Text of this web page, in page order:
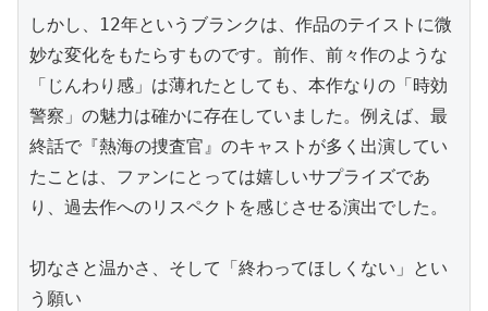
しかし、12年というブランクは、作品のテイストに微
妙な変化をもたらすものです。前作、前々作のような
「じんわり感」は薄れたとしても、本作なりの「時効
警察」の魅力は確かに存在していました。例えば、最
終話で『熱海の捜査官』のキャストが多く出演してい
たことは、ファンにとっては嬉しいサプライズであ
り、過去作へのリスペクトを感じさせる演出でした。
切なさと温かさ、そして「終わってほしくない」とい
う願い